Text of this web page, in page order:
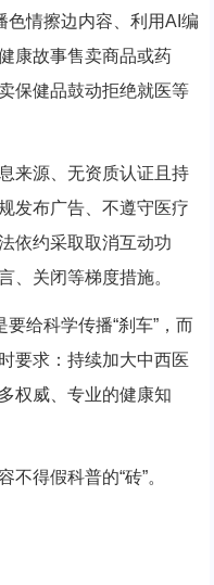
色情擦边内容、利用AI编
康故事售卖商品或药
保健品鼓动拒绝就医等
源、无资质认证且持
发布广告、不遵守医疗
依约采取取消互动功
、关闭等梯度措施。
给科学传播“刹车”，而
要求：持续加大中西医
权威、专业的健康知
得假科普的“砖”。